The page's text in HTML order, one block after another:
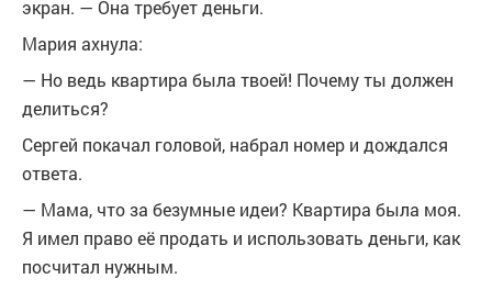
экран. — Она требует деньги.
Мария ахнула:
— Но ведь квартира была твоей! Почему ты должен
делиться?
Сергей покачал головой, набрал номер и дождался
ответа.
— Мама, что за безумные идеи? Квартира была моя.
Я имел право её продать и использовать деньги, как
посчитал нужным.